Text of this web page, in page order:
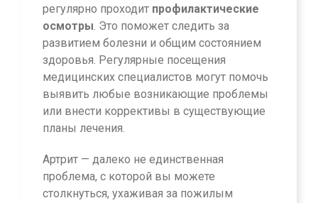
регулярно проходит профилактические
осмотры. Это поможет следить за
развитием болезни и общим состоянием
здоровья. Регулярные посещения
медицинских специалистов могут помочь
выявить любые возникающие проблемы
или внести коррективы в существующие
планы лечения.
Артрит — далеко не единственная
проблема, с которой вы можете
столкнуться, ухаживая за пожилым